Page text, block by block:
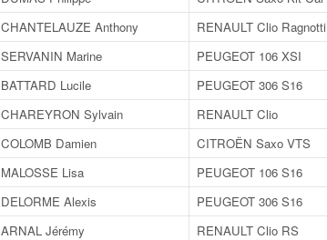
CHANTELAUZE Anthony RENAULT Clio Ragnotti
SERVANIN Marine PEUGEOT 106 XSI
BATTARD Lucile PEUGEOT 306 S16
CHAREYRON Sylvain RENAULT Clio
COLOMB Damien CITROËN Saxo VTS
MALOSSE Lisa PEUGEOT 106 S16
DELORME Alexis PEUGEOT 306 S16
ARNAL Jérémy RENAULT Clio RS